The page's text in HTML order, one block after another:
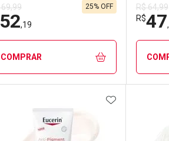
69,99
52,19
25% OFF
COMPRAR
FECHAR
FECHAR
Menos
R$ 64,99
R$47
Por
ADICIONAR